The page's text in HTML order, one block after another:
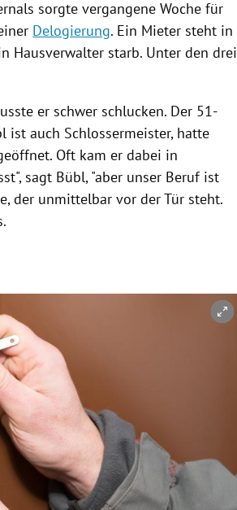
sorgte vergangene Woche für
Delogierung. Ein Mieter steht in
Hausverwalter starb. Unter den drei
er schwer schlucken. Der 51-
ist auch Schlossermeister, hatte
Oft kam er dabei in
sagt Bübl, "aber unser Beruf ist
der unmittelbar vor der Tür steht.